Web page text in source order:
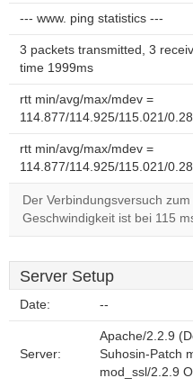
--- www. ping statistics ---
3 packets transmitted, 3
time 1999ms
rtt min/avg/max/mdev =
114.877/114.925/115.021/
rtt min/avg/max/mdev =
114.877/114.925/115.021/
Der Verbindungsversuch
Geschwindigkeit ist bei 115
Server Setup
Date: --
Server:
Apache/2.2.9
Suhosin-Patch
mod_ssl/2.2.9